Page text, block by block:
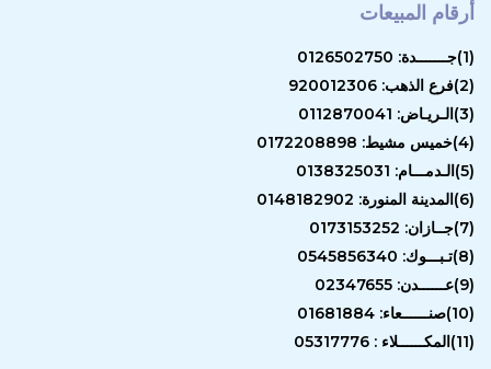
أرقام المبيعات
(1)جـــــــدة: 0126502750
(2)فرع الذهب: 920012306
(3)الـريـاض: 0112870041
(4)خميس مشيط: 0172208898
(5)الـدمـــام: 0138325031
(6)المدينة المنورة: 0148182902
(7)جــازان: 0173153252
(8)تـبـــوك: 0545856340
(9)عــــــدن: 02347655
(10)صنــــــعاء: 01681884
(11)المكــــــلاء : 05317776